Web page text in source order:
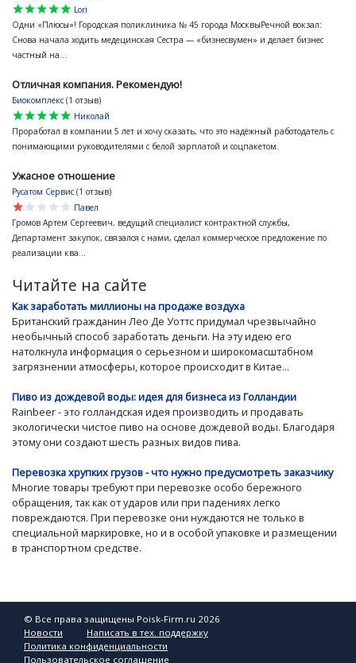
star
star
star
star
star
Lori
Одни «Плюсы»! Городская поликлиника № 45 города МосквыРечной вокзал:
Снова начала ходить медецинская Сестра — «бизнесвумен» и делает бизнес
частный на...
Отличная компания. Рекомендую!
Биокомплекс (1 отзыв)
star
star
star
star
star
Николай
Проработал в компании 5 лет и хочу сказать, что это надёжный работодатель с
понимающими руководителями с белой зарплатой и соцпакетом.
Ужасное отношение
Русатом Сервис (1 отзыв)
star
star
star
star
star
Павел
Громов Артем Сергеевич, ведущий специалист контрактной службы,
Департамент закупок, связался с нами, сделал коммерческое предложение по
реализации ква...
Читайте на сайте
Как заработать миллионы на продаже воздуха
Британский гражданин Лео Де Уоттс придумал чрезвычайно
необычный способ заработать деньги. На эту идею его
натолкнула информация о серьезном и широкомасштабном
загрязнении атмосферы, которое происходит в Китае...
Пиво из дождевой воды: идея для бизнеса из Голландии
Rainbeer - это голландская идея производить и продавать
экологически чистое пиво на основе дождевой воды. Благодаря
этому они создают шесть разных видов пива.
Перевозка хрупких грузов - что нужно предусмотреть заказчику
Многие товары требуют при перевозке особо бережного
обращения, так как от ударов или при падениях легко
повреждаются. При перевозке они нуждаются не только в
специальной маркировке, но и в особой упаковке и размещении
в транспортном средстве.
© Все права защищены Poisk-Firm.ru 2026
Новости
Написать в тех. поддержку
Политика конфиденциальности
Пользовательское соглашение